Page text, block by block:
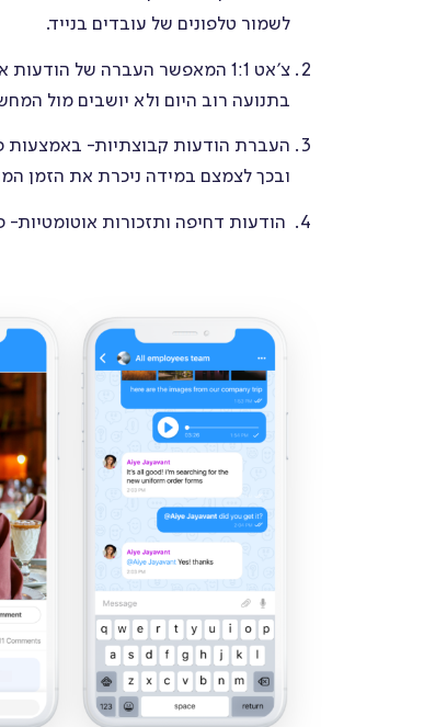
לשמור טלפונים של עובדים בנייד.
צ'אט 1:1 המאפשר העברה של
בתנועה רוב היום ולא יושבים מול
העברת הודעות קבוצתיות- באמצעות
ובכך לצמצם במידה ניכרת את הזמן
הודעות דחיפה ותזכורות אוטומטיות-